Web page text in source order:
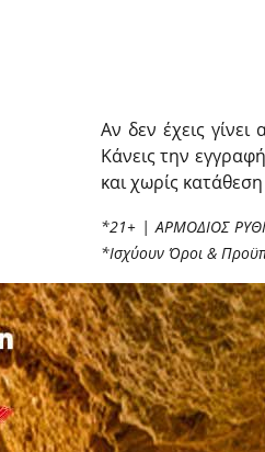
Αν δεν έχεις
Κάνεις την
και χωρίς κατάθεση
*​21+ | ΑΡΜΟΔΙΟΣ
*Ισχύουν Όροι &